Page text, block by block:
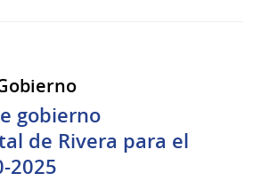
gobierno
de Rivera para el
2025